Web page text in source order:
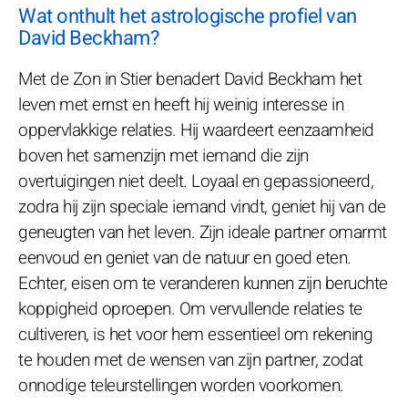
Wat onthult het astrologische profiel van
David Beckham?
Met de Zon in Stier benadert David Beckham het
leven met ernst en heeft hij weinig interesse in
oppervlakkige relaties. Hij waardeert eenzaamheid
boven het samenzijn met iemand die zijn
overtuigingen niet deelt. Loyaal en gepassioneerd,
zodra hij zijn speciale iemand vindt, geniet hij van de
geneugten van het leven. Zijn ideale partner omarmt
eenvoud en geniet van de natuur en goed eten.
Echter, eisen om te veranderen kunnen zijn beruchte
koppigheid oproepen. Om vervullende relaties te
cultiveren, is het voor hem essentieel om rekening
te houden met de wensen van zijn partner, zodat
onnodige teleurstellingen worden voorkomen.